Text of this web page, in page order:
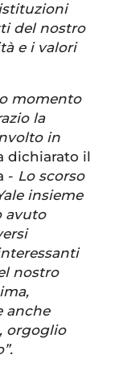
del nostro
e i valori
momento
la
in
dichiarato il
- Lo scorso
insieme
avuto
nostro
anche
orgoglio